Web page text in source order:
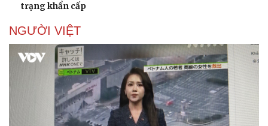
Đời sống
trạng khẩn cấp
NGƯỜI VIỆT